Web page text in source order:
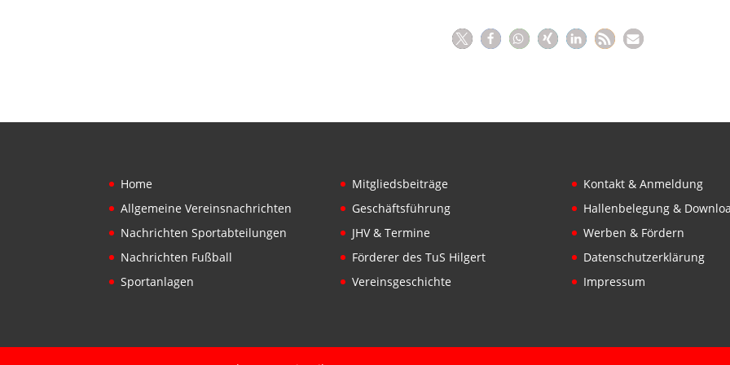
Home
Allgemeine Vereinsnachrichten
Nachrichten Sportabteilungen
Nachrichten Fußball
Sportanlagen
Mitgliedsbeiträge
Geschäftsführung
JHV & Termine
Förderer des TuS Hilgert
Vereinsgeschichte
Kontakt & Anmeldung
Hallenbelegung &
Werben & Fördern
Datenschutzerklärung
Impressum